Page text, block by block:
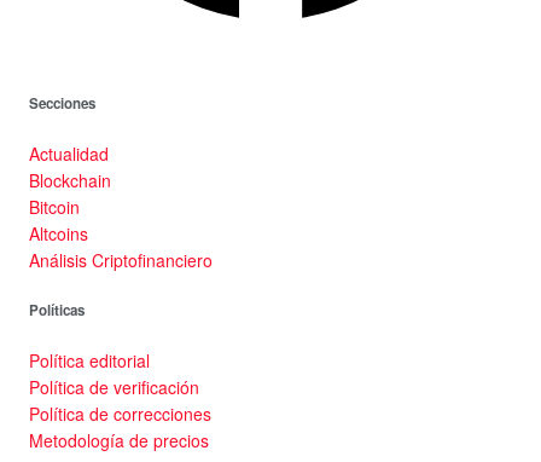
Secciones
Actualidad
Blockchain
Bitcoin
Altcoins
Análisis Criptofinanciero
Políticas
Política editorial
Política de verificación
Política de correcciones
Metodología de precios